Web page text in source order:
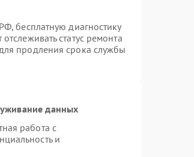
бесплатную диагностику
статус ремонта
продления срока службы
данных
работа с
и